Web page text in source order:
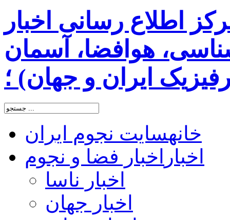
اطلاع رسانی اخبار
هوافضا، آسمان
ایران و جهان) ؛
خانهسایت نجوم ایران
اخبار اخبار فضا و نجوم
اخبار ناسا
اخبار جهان